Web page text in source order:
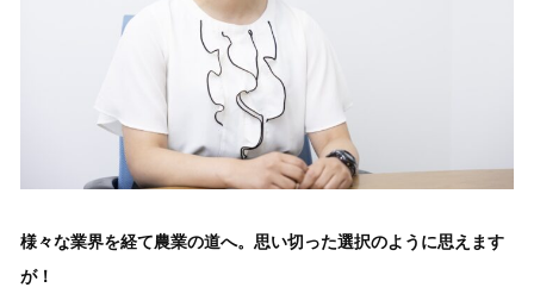
様々な業界を経て農業の道へ。思い切った選択のように思えます
が！